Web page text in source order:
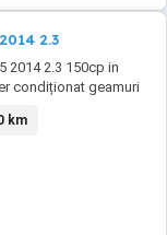
2.3
2014 2.3 150cp in
condiționat geamuri
comenzi volan
personală nu
km